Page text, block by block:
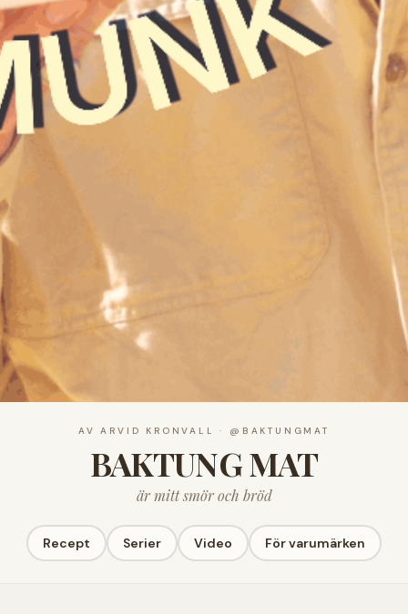
AV ARVID KRONVALL · @BAKTUNGMAT
BAKTUNG MAT
är mitt smör och bröd
Recept Serier Video För varumärken